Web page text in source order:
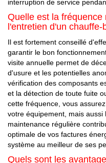
interruption de service
Quelle est la
l'entretien d'un chauffe-
Il est fortement conseillé
garantir le bon
visite annuelle permet de
d'usure et les potentielles
vérification des composants
et la détection de toute fuite
cette fréquence, vous
votre équipement, mais
maintenance régulière
optimale de vos factures
système au meilleur de ses
Quels sont les